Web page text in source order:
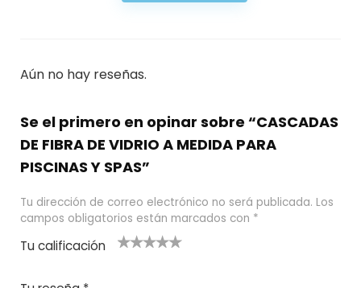
Aún no hay reseñas.
Se el primero en opinar sobre “CASCADAS
DE FIBRA DE VIDRIO A MEDIDA PARA
PISCINAS Y SPAS”
Tu dirección de correo electrónico no será publicada. Los
campos obligatorios están marcados con *
Tu calificación